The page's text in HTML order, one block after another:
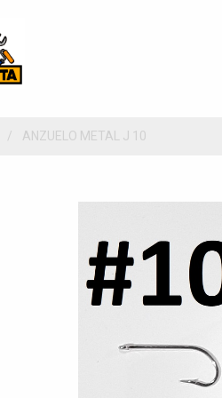
ANZUELO METAL J 10